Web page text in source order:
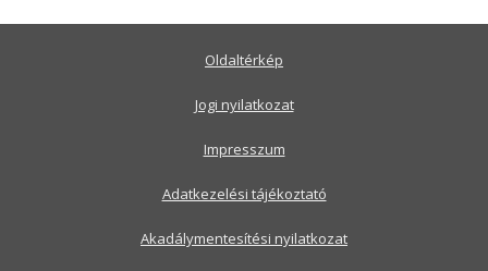
Oldaltérkép
Jogi nyilatkozat
Impresszum
Adatkezelési tájékoztató
Akadálymentesítési nyilatkozat